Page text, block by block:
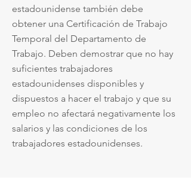
estadounidense también debe
obtener una Certificación de Trabajo
Temporal del Departamento de
Trabajo. Deben demostrar que no hay
suficientes trabajadores
estadounidenses disponibles y
dispuestos a hacer el trabajo y que su
empleo no afectará negativamente los
salarios y las condiciones de los
trabajadores estadounidenses.